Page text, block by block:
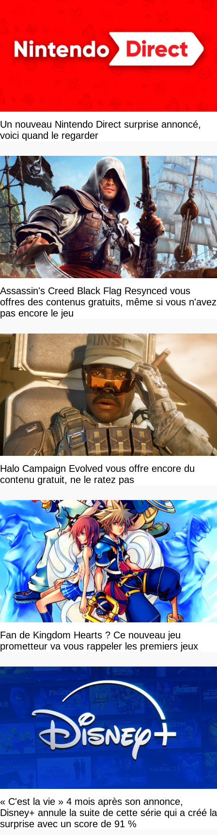
Un nouveau Nintendo Direct surprise annoncé,
voici quand le regarder
Assassin's Creed Black Flag Resynced vous
offres des contenus gratuits, même si vous n'avez
pas encore le jeu
Halo Campaign Evolved vous offre encore du
contenu gratuit, ne le ratez pas
Fan de Kingdom Hearts ? Ce nouveau jeu
prometteur va vous rappeler les premiers jeux
« C'est la vie » 4 mois après son annonce,
Disney+ annule la suite de cette série qui a créé la
surprise avec un score de 91 %